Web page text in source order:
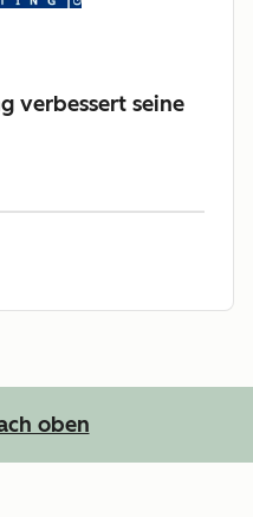
verbessert seine
oben